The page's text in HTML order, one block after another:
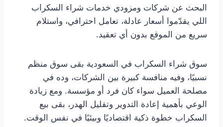
البحث عن شركات ومزودي خدمات شراء السكراب
اللي يقدّموا أسعار عادلة، تعامل احترافي، واستلام
سريع من الموقع بدون أي تعقيد.
سوق شراء السكراب في السعودية بقى سوق منظم
نسبيًا، وفيه منافسة كبيرة بين الشركات، وده في
مصلحة العميل سواء كان فرد أو مؤسسة. ومع زيادة
الوعي بأهمية إعادة التدوير وتقليل الهدر، بقى بيع
السكراب خطوة ذكية اقتصاديًا وبيئيًا في نفس الوقت.